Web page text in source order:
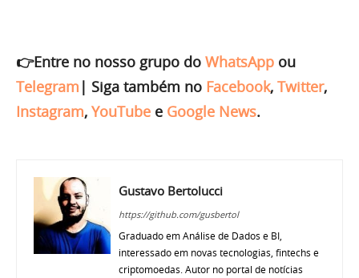
👉Entre no nosso grupo do WhatsApp ou
Telegram | Siga também no Facebook, Twitter,
Instagram, YouTube e Google News.
Gustavo Bertolucci
https://github.com/gusbertol
Graduado em Análise de Dados e BI,
interessado em novas tecnologias, fintechs e
criptomoedas. Autor no portal de notícias